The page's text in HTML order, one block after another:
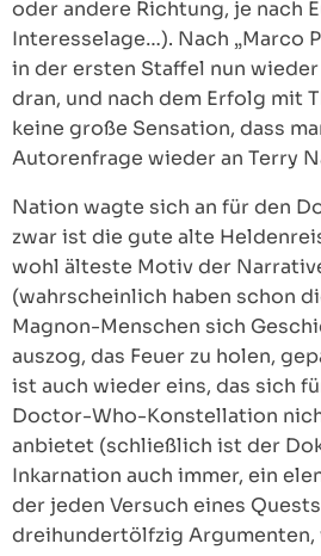
oder andere Richtung, je nach
Interesselage…). Nach „Marco
in der ersten Staffel nun
dran, und nach dem Erfolg mit
keine große Sensation, dass
Autorenfrage wieder an Terry
Nation wagte sich an für den
zwar ist die gute alte
wohl älteste Motiv der
(wahrscheinlich haben schon
Magnon-Menschen sich
auszog, das Feuer zu holen,
ist auch wieder eins, das sich
Doctor-Who-Konstellation
anbietet (schließlich ist der
Inkarnation auch immer, ein
der jeden Versuch eines
dreihundertölfzig Argumenten,